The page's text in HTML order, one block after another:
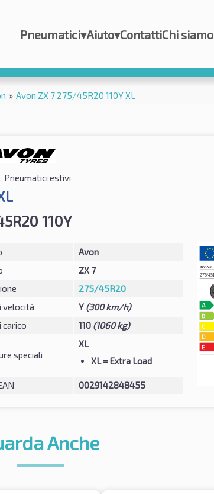
Pneumatici▾Aiuto▾ContattiChi siamo
» Avon ZX 7 275/45R20 110Y XL
Pneumatici estivi
110Y
Avon
ZX 7
275/45R20
velocità
Y (300 km/h)
carico
110 (1060 kg)
speciali
XL
XL= Extra Load
0029142848455
Anche